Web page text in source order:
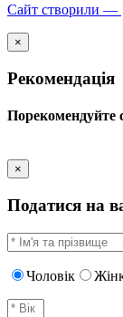
Сайт створили —
×
Рекомендація
Порекомендуйте
×
Податися на
Чоловік